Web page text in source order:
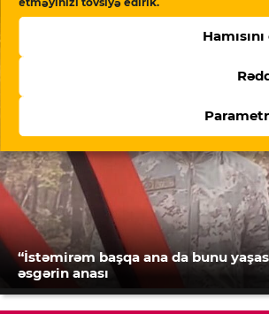
“İstəmirəm başqa ana da bunu
əsgərin anası